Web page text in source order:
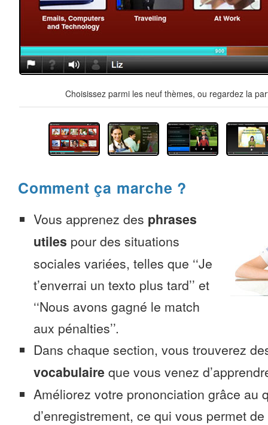
Choisissez parmi les neuf thèmes, ou regardez la
Comment ça marche ?
Vous apprenez des phrases
utiles pour des situations
sociales variées, telles que ‘‘Je
t’enverrai un texto plus tard’’ et
‘‘Nous avons gagné le match
aux pénalties’’.
Dans chaque section, vous trouverez
vocabulaire que vous venez
Améliorez votre prononciation grâce au
d’enregistrement, ce qui vous permet de